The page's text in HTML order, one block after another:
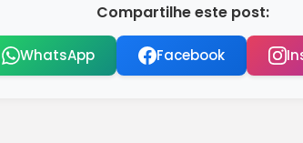
Compartilhe este post:
WhatsApp Facebook